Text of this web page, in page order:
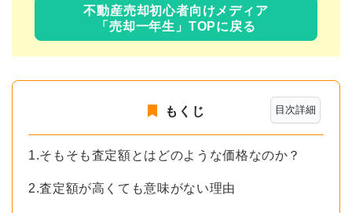
不動産売却初心者向けメディア
「売却一年生」TOPに戻る
目次詳細
もくじ
1.そもそも査定額とはどのような価格なのか？
2.査定額が高くても意味がない理由